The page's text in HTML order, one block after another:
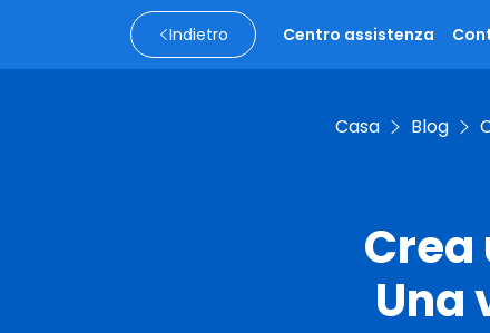
Indietro Centro assistenza
Casa Blog
Crea
Una